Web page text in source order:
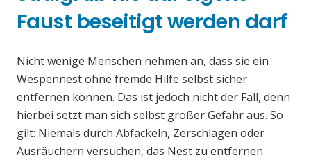
Faust beseitigt werden darf
Nicht wenige Menschen nehmen an, dass sie ein
Wespennest ohne fremde Hilfe selbst sicher
entfernen können. Das ist jedoch nicht der Fall, denn
hierbei setzt man sich selbst großer Gefahr aus. So
gilt: Niemals durch Abfackeln, Zerschlagen oder
Ausräuchern versuchen, das Nest zu entfernen.